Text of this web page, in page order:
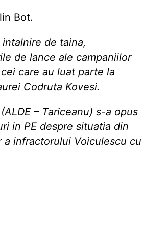
Bot.
de taina,
de lance ale campaniilor
care au luat parte la
Codruta Kovesi.
– Tariceanu) s-a opus
in PE despre situatia din
a infractorului Voiculescu cu